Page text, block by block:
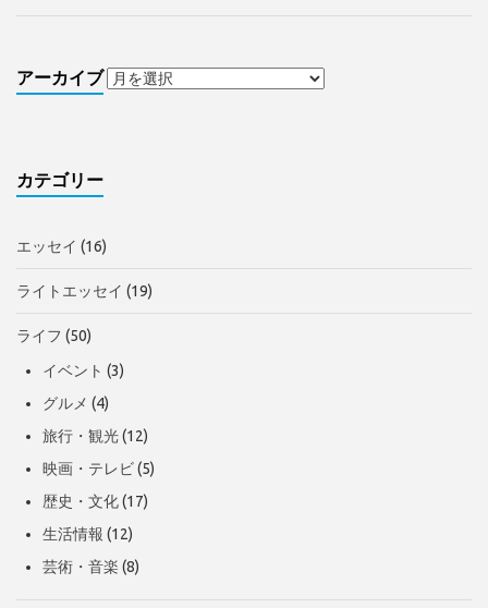
アーカイブ
カテゴリー
エッセイ (16)
ライトエッセイ (19)
ライフ (50)
イベント (3)
グルメ (4)
旅行・観光(12)
映画・テレビ(5)
歴史・文化(17)
生活情報 (12)
芸術・音楽 (8)